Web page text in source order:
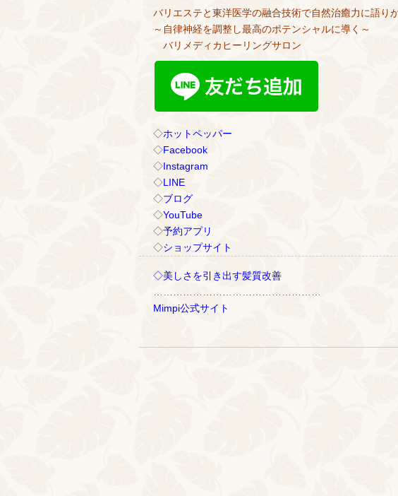
バリエステと東洋医学の融合技術で自然治癒力に語り
～自律神経を調整し最高のポテンシャルに導く～
バリメディカヒーリングサロン
◇ホットペッパー
◇Facebook
◇Instagram
◇LINE
◇ブログ
◇YouTube
◇予約アプリ
◇ショップサイト
◇美しさを引き出す髪質改善
Mimpi公式サイト